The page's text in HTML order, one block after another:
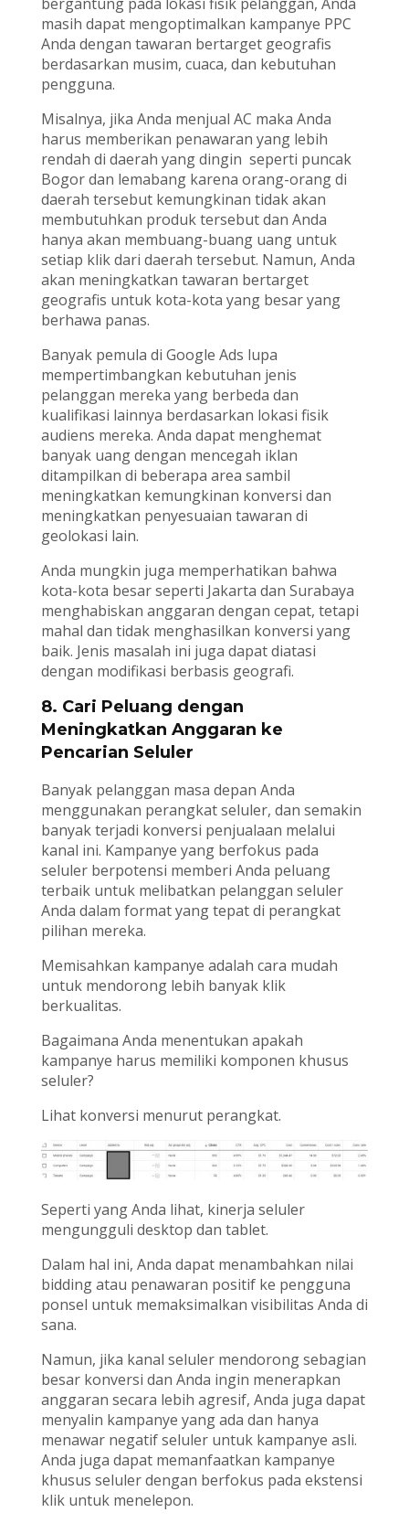
masih dapat mengoptimalkan kampanye PPC
Anda dengan tawaran bertarget geografis
berdasarkan musim, cuaca, dan kebutuhan
pengguna.
Misalnya, jika Anda menjual AC maka Anda
harus memberikan penawaran yang lebih
rendah di daerah yang dingin seperti puncak
Bogor dan lemabang karena orang-orang di
daerah tersebut kemungkinan tidak akan
membutuhkan produk tersebut dan Anda
hanya akan membuang-buang uang untuk
setiap klik dari daerah tersebut. Namun, Anda
akan meningkatkan tawaran bertarget
geografis untuk kota-kota yang besar yang
berhawa panas.
Banyak pemula di Google Ads lupa
mempertimbangkan kebutuhan jenis
pelanggan mereka yang berbeda dan
kualifikasi lainnya berdasarkan lokasi fisik
audiens mereka. Anda dapat menghemat
banyak uang dengan mencegah iklan
ditampilkan di beberapa area sambil
meningkatkan kemungkinan konversi dan
meningkatkan penyesuaian tawaran di
geolokasi lain.
Anda mungkin juga memperhatikan bahwa
kota-kota besar seperti Jakarta dan Surabaya
menghabiskan anggaran dengan cepat, tetapi
mahal dan tidak menghasilkan konversi yang
baik. Jenis masalah ini juga dapat diatasi
dengan modifikasi berbasis geografi.
8. Cari Peluang dengan
Meningkatkan Anggaran ke
Pencarian Seluler
Banyak pelanggan masa depan Anda
menggunakan perangkat seluler, dan semakin
banyak terjadi konversi penjualaan melalui
kanal ini. Kampanye yang berfokus pada
seluler berpotensi memberi Anda peluang
terbaik untuk melibatkan pelanggan seluler
Anda dalam format yang tepat di perangkat
pilihan mereka.
Memisahkan kampanye adalah cara mudah
untuk mendorong lebih banyak klik
berkualitas.
Bagaimana Anda menentukan apakah
kampanye harus memiliki komponen khusus
seluler?
Lihat konversi menurut perangkat.
Seperti yang Anda lihat, kinerja seluler
mengungguli desktop dan tablet.
Dalam hal ini, Anda dapat menambahkan nilai
bidding atau penawaran positif ke pengguna
ponsel untuk memaksimalkan visibilitas Anda di
sana.
Namun, jika kanal seluler mendorong sebagian
besar konversi dan Anda ingin menerapkan
anggaran secara lebih agresif, Anda juga dapat
menyalin kampanye yang ada dan hanya
menawar negatif seluler untuk kampanye asli.
Anda juga dapat memanfaatkan kampanye
khusus seluler dengan berfokus pada ekstensi
klik untuk menelepon.